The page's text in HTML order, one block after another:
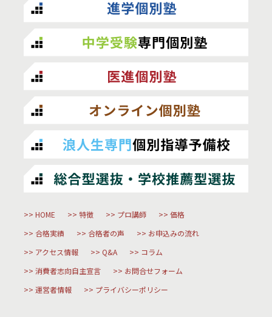
HOME 特徴 プロ講師
価格
合格実績
合格者の声
お申込みの流れ
アクセス情報
Q&A
コラム
消費者志向自主宣言
お問合せフォーム
運営者情報
プライバシーポリシー